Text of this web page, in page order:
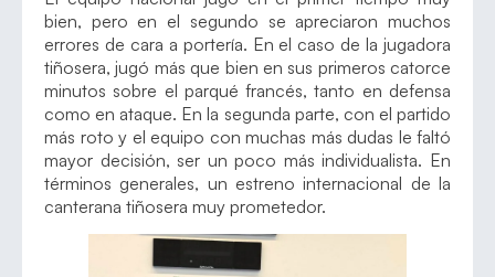
bien, pero en el segundo se apreciaron muchos
errores de cara a portería. En el caso de la jugadora
tiñosera, jugó más que bien en sus primeros catorce
minutos sobre el parqué francés, tanto en defensa
como en ataque. En la segunda parte, con el partido
más roto y el equipo con muchas más dudas le faltó
mayor decisión, ser un poco más individualista. En
términos generales, un estreno internacional de la
canterana tiñosera muy prometedor.